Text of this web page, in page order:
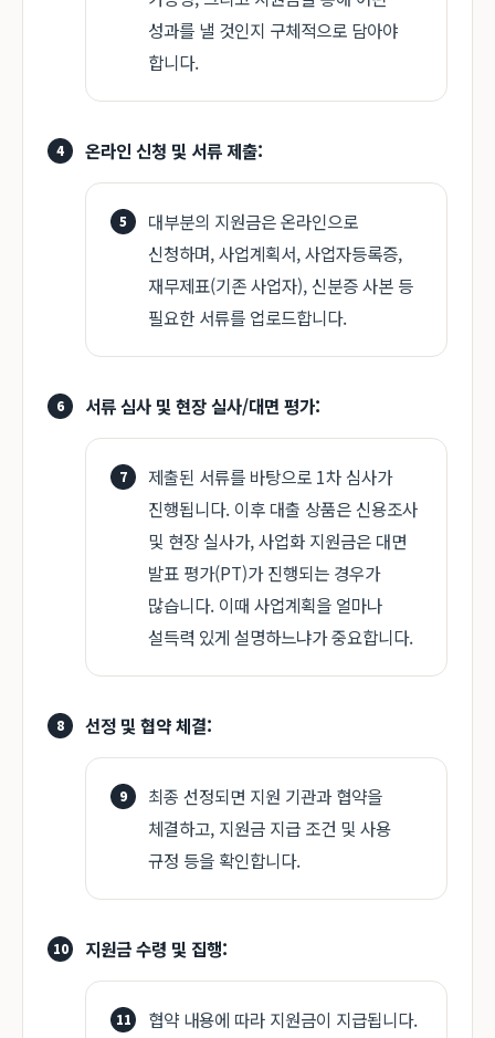
성과를 낼 것인지 구체적으로 담아야
합니다.
온라인 신청 및 서류 제출:
대부분의 지원금은 온라인으로
신청하며, 사업계획서, 사업자등록증,
재무제표(기존 사업자), 신분증 사본 등
필요한 서류를 업로드합니다.
서류 심사 및 현장 실사/대면 평가:
제출된 서류를 바탕으로 1차 심사가
진행됩니다. 이후 대출 상품은 신용조사
및 현장 실사가, 사업화 지원금은 대면
발표 평가(PT)가 진행되는 경우가
많습니다. 이때 사업계획을 얼마나
설득력 있게 설명하느냐가 중요합니다.
선정 및 협약 체결:
최종 선정되면 지원 기관과 협약을
체결하고, 지원금 지급 조건 및 사용
규정 등을 확인합니다.
지원금 수령 및 집행:
협약 내용에 따라 지원금이 지급됩니다.